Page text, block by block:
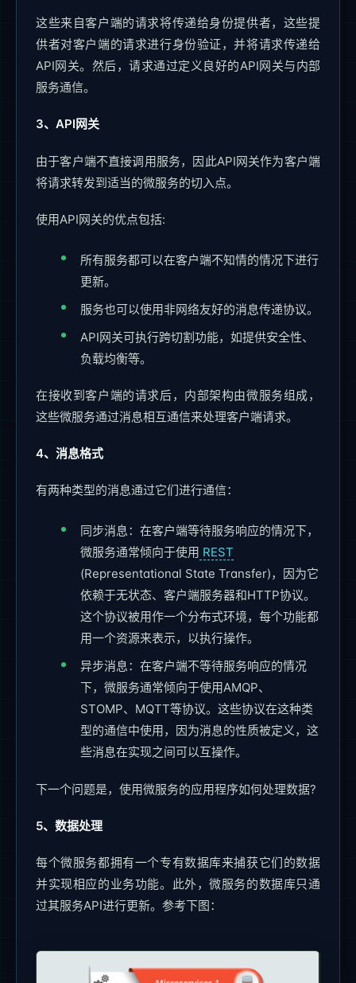
这些来自客户端的请求将传递给身份提供者，这些提
供者对客户端的请求进行身份验证，并将请求传递给
API网关。然后，请求通过定义良好的API网关与内部
服务通信。
3、API网关
由于客户端不直接调用服务，因此API网关作为客户端
将请求转发到适当的微服务的切入点。
使用API网关的优点包括:
所有服务都可以在客户端不知情的情况下进行
更新。
服务也可以使用非网络友好的消息传递协议。
API网关可执行跨切割功能，如提供安全性、
负载均衡等。
在接收到客户端的请求后，内部架构由微服务组成，
这些微服务通过消息相互通信来处理客户端请求。
4、消息格式
有两种类型的消息通过它们进行通信：
同步消息：在客户端等待服务响应的情况下，
微服务通常倾向于使用 REST
(Representational State Transfer)，因为它
依赖于无状态、客户端服务器和HTTP协议。
这个协议被用作一个分布式环境，每个功能都
用一个资源来表示，以执行操作。
异步消息：在客户端不等待服务响应的情况
下，微服务通常倾向于使用AMQP、
STOMP、MQTT等协议。这些协议在这种类
型的通信中使用，因为消息的性质被定义，这
些消息在实现之间可以互操作。
下一个问题是，使用微服务的应用程序如何处理数据?
5、数据处理
每个微服务都拥有一个专有数据库来捕获它们的数据
并实现相应的业务功能。此外，微服务的数据库只通
过其服务API进行更新。参考下图：